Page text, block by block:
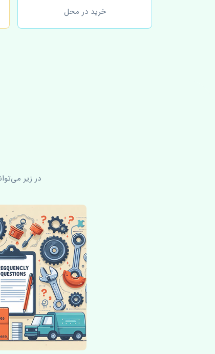
خرید در محل
در زیر